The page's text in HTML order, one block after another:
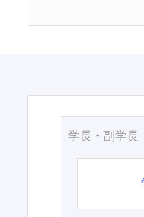
学長・副学長